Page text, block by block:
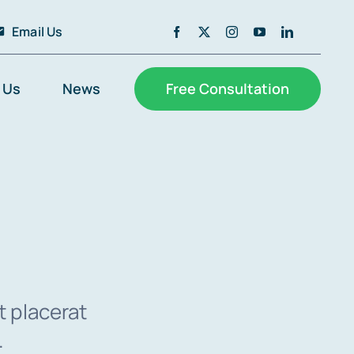
Email Us
News Free Consultation
placerat